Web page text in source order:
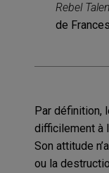
Rebel
de
Par définition,
difficilement à
Son attitude
ou la